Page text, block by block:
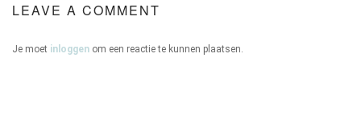
LEAVE A COMMENT
Je moet inloggen om een reactie te kunnen plaatsen.